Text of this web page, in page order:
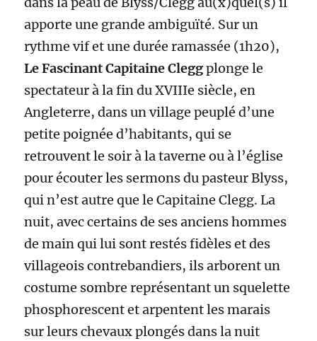
apporte une grande ambiguïté. Sur un
rythme vif et une durée ramassée (1h20),
Le Fascinant Capitaine Cleggplonge le
spectateur à la fin du XVIIIe siècle, en
Angleterre, dans un village peuplé d’une
petite poignée d’habitants, qui se
retrouvent le soir à la taverne ou à l’église
pour écouter les sermons du pasteur Blyss,
qui n’est autre que le Capitaine Clegg. La
nuit, avec certains de ses anciens hommes
de main qui lui sont restés fidèles et des
villageois contrebandiers, ils arborent un
costume sombre représentant un squelette
phosphorescent et arpentent les marais
sur leurs chevaux plongés dans la nuit